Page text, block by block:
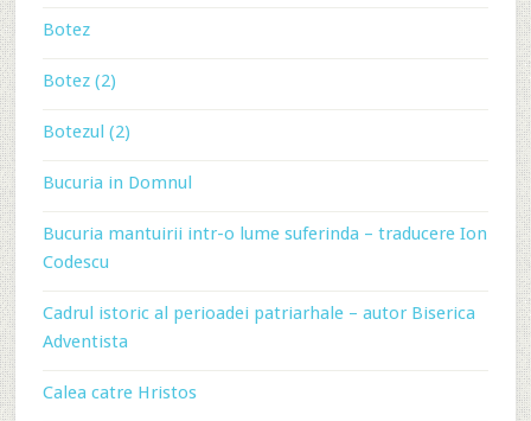
Botez
Botez (2)
Botezul (2)
Bucuria in Domnul
Bucuria mantuirii intr-o lume suferinda – traducere Ion
Codescu
Cadrul istoric al perioadei patriarhale – autor Biserica
Adventista
Calea catre Hristos